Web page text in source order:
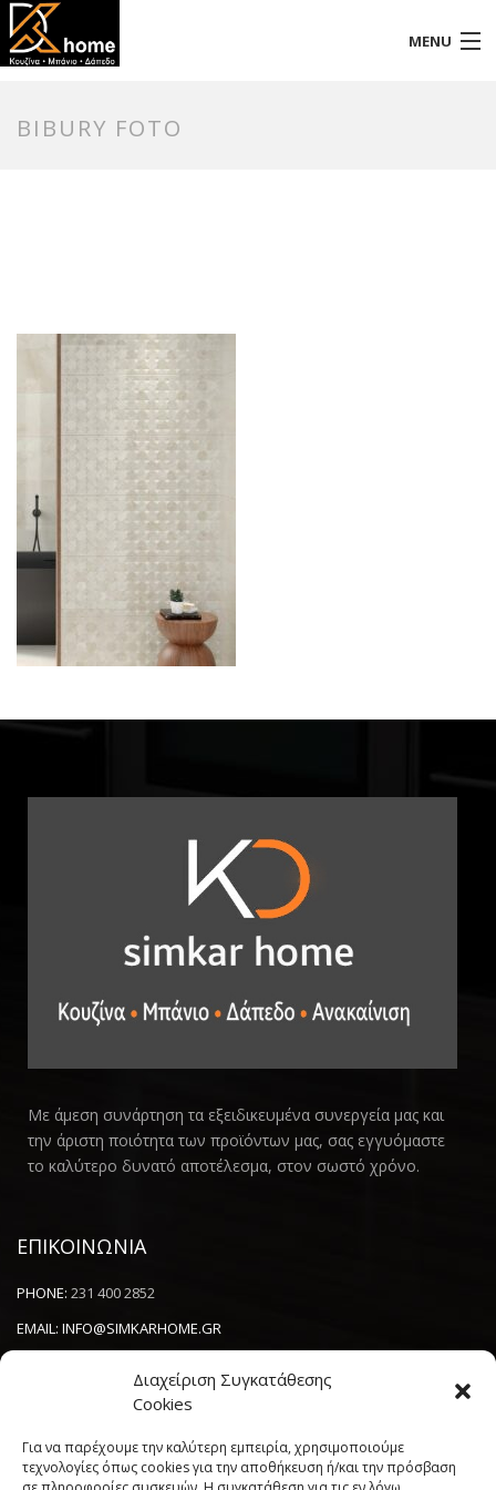
Διαχείριση Συγκατάθεσης
Cookies
Για να παρέχουμε την καλύτερη εμπειρία, χρησιμοποιούμε
τεχνολογίες όπως cookies για την αποθήκευση ή/και την πρόσβαση
MENU
BIBURY FOTO
Με άμεση συνάρτηση τα εξειδικευμένα συνεργεία μας και
την άριστη ποιότητα των προϊόντων μας, σας εγγυόμαστε
το καλύτερο δυνατό αποτέλεσμα, στον σωστό χρόνο.
ΕΠΙΚΟΙΝΩΝΙΑ
PHONE: 231 400 2852
EMAIL: INFO@SIMKARHOME.GR
NEWSLETTER